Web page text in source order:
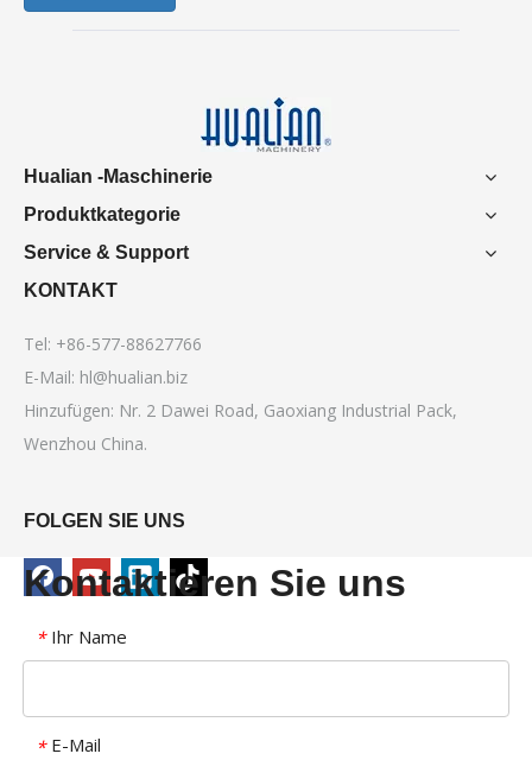
Hualian -Maschinerie
Produktkategorie
Service & Support
KONTAKT
Tel: +86-577-88627766
E-Mail: hl@hualian.biz
Hinzufügen: Nr. 2 Dawei Road, Gaoxiang Industrial Pack,
Wenzhou China.
FOLGEN SIE UNS
Kontaktieren Sie uns
* Ihr Name
* E-Mail